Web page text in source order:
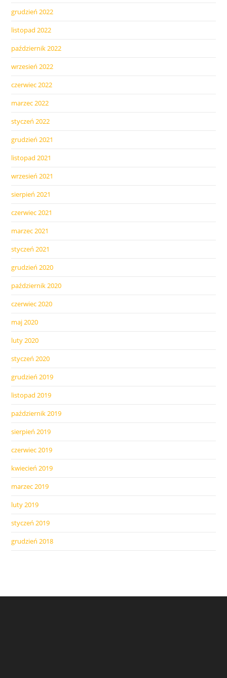
grudzień 2022
listopad 2022
październik 2022
wrzesień 2022
czerwiec 2022
marzec 2022
styczeń 2022
grudzień 2021
listopad 2021
wrzesień 2021
sierpień 2021
czerwiec 2021
marzec 2021
styczeń 2021
grudzień 2020
październik 2020
czerwiec 2020
maj 2020
luty 2020
styczeń 2020
grudzień 2019
listopad 2019
październik 2019
sierpień 2019
czerwiec 2019
kwiecień 2019
marzec 2019
luty 2019
styczeń 2019
grudzień 2018